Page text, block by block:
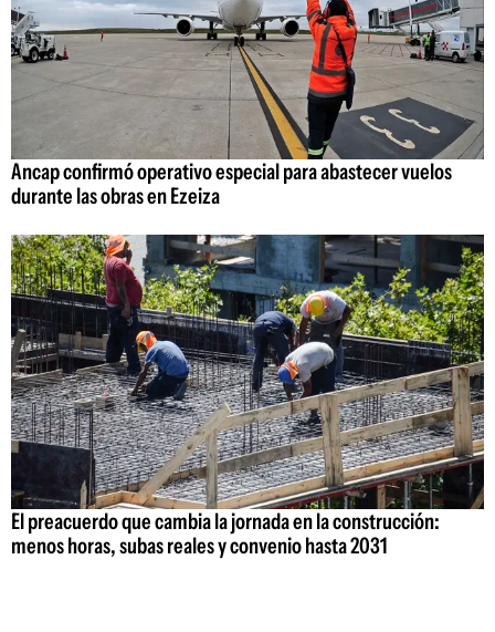
Ancap confirmó operativo especial para abastecer vuelos
durante las obras en Ezeiza
El preacuerdo que cambia la jornada en la construcción:
menos horas, subas reales y convenio hasta 2031